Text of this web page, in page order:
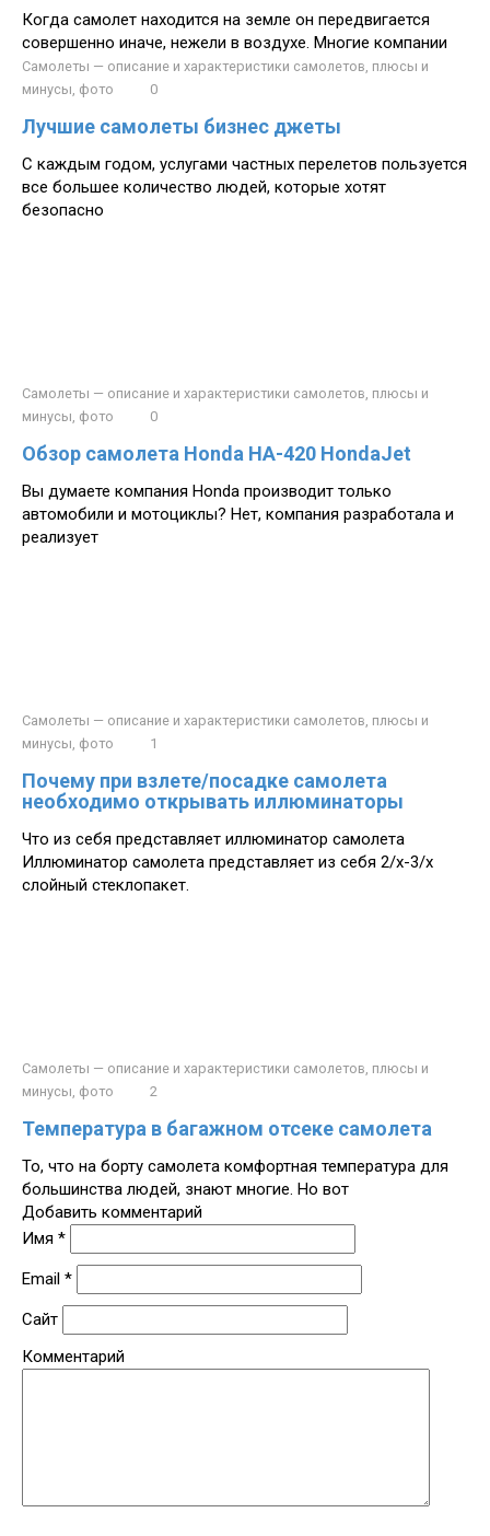
Когда самолет находится на земле он передвигается
совершенно иначе, нежели в воздухе. Многие компании
Самолеты — описание и характеристики самолетов, плюсы и
минусы, фото
0
Лучшие самолеты бизнес джеты
С каждым годом, услугами частных перелетов пользуется
все большее количество людей, которые хотят
безопасно
Самолеты — описание и характеристики самолетов, плюсы и
минусы, фото
0
Обзор самолета Honda HA-420 HondaJet
Вы думаете компания Honda производит только
автомобили и мотоциклы? Нет, компания разработала и
реализует
Самолеты — описание и характеристики самолетов, плюсы и
минусы, фото
1
Почему при взлете/посадке самолета
необходимо открывать иллюминаторы
Что из себя представляет иллюминатор самолета
Иллюминатор самолета представляет из себя 2/х-3/х
слойный стеклопакет.
Самолеты — описание и характеристики самолетов, плюсы и
минусы, фото
2
Температура в багажном отсеке самолета
То, что на борту самолета комфортная температура для
большинства людей, знают многие. Но вот
Добавить комментарий
Имя *
Email *
Сайт
Комментарий